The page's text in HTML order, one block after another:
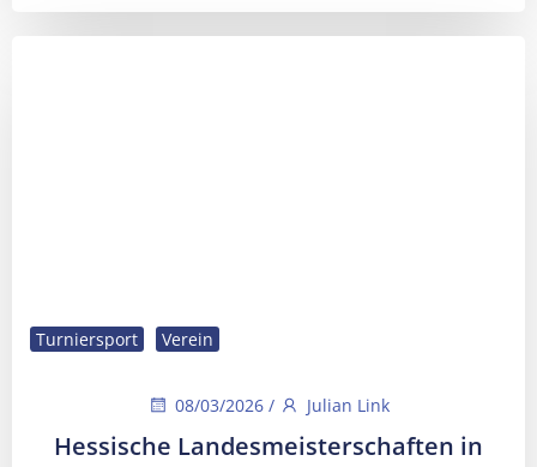
Turniersport Verein
08/03/2026 / Julian Link
Hessische Landesmeisterschaften in